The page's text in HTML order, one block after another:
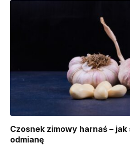
Czosnek zimowy harnaś –
odmianę